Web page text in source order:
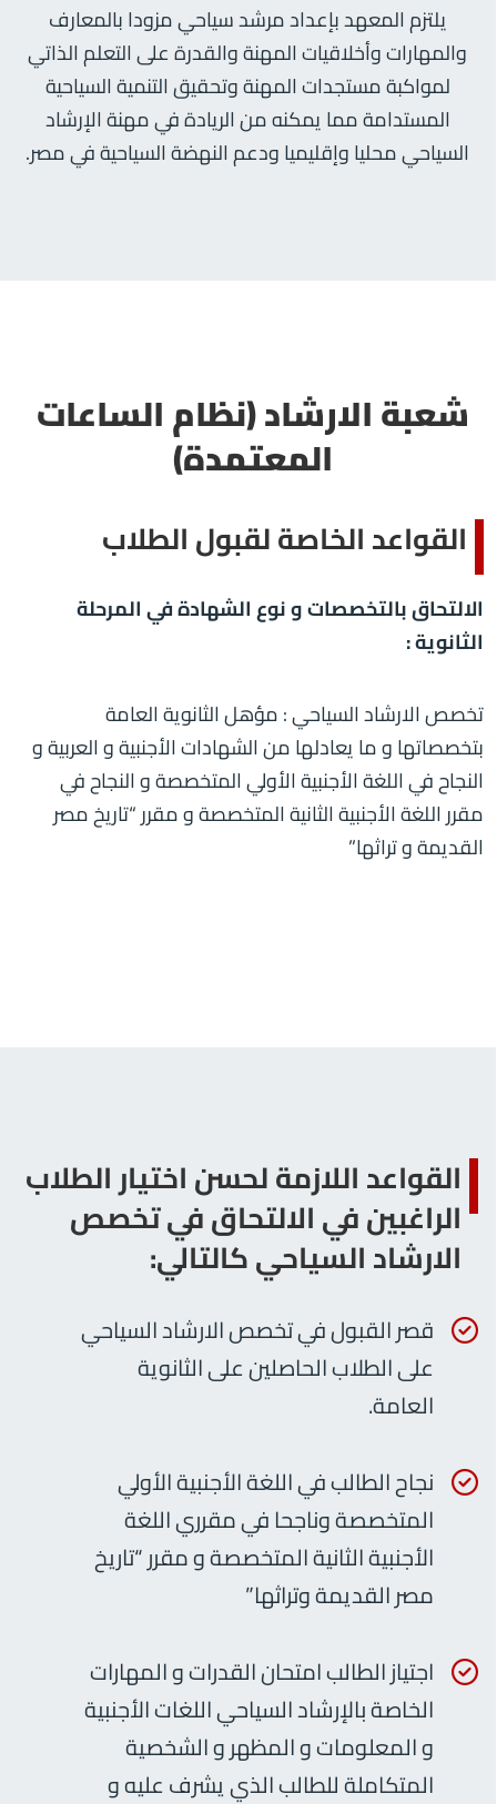
يلتزم المعهد بإعداد مرشد سياحي مزودا بالمعارف
والمهارات وأخلاقيات المهنة والقدرة على التعلم الذاتي
لمواكبة مستجدات المهنة وتحقيق التنمية السياحية
المستدامة مما يمكنه من الريادة في مهنة الإرشاد
السياحي محليا وإقليميا ودعم النهضة السياحية في مصر.
شعبة الارشاد (نظام الساعات
المعتمدة)
القواعد الخاصة لقبول الطلاب
الالتحاق بالتخصصات و نوع الشهادة في المرحلة
الثانوية :
تخصص الارشاد السياحي : مؤهل الثانوية العامة
بتخصصاتها و ما يعادلها من الشهادات الأجنبية و العربية و
النجاح في اللغة الأجنبية الأولي المتخصصة و النجاح في
مقرر اللغة الأجنبية الثانية المتخصصة و مقرر “تاريخ مصر
القديمة و تراثها”
القواعد اللازمة لحسن اختيار الطلاب
الراغبين في الالتحاق في تخصص
الارشاد السياحي كالتالي:
قصر القبول في تخصص الارشاد السياحي
على الطلاب الحاصلين على الثانوية
العامة.
نجاح الطالب في اللغة الأجنبية الأولي
المتخصصة وناجحا في مقرري اللغة
الأجنبية الثانية المتخصصة و مقرر “تاريخ
مصر القديمة وتراثها”
اجتياز الطالب امتحان القدرات و المهارات
الخاصة بالإرشاد السياحي اللغات الأجنبية
و المعلومات و المظهر و الشخصية
المتكاملة للطالب الذي يشرف عليه و